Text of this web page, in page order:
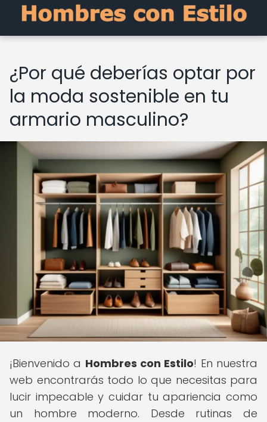
¿Por qué deberías optar por
la moda sostenible en tu
armario masculino?
¡Bienvenido a Hombres con Estilo! En nuestra
web encontrarás todo lo que necesitas para
lucir impecable y cuidar tu apariencia como
un hombre moderno. Desde rutinas de